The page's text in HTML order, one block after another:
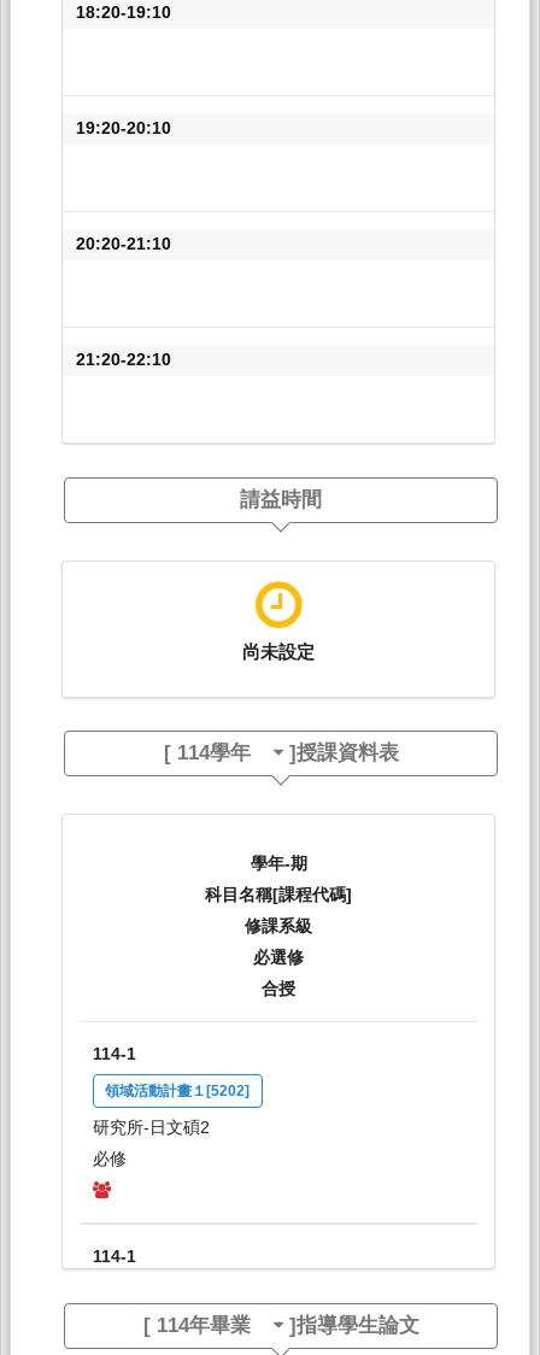
18:20-19:10
19:20-20:10
20:20-21:10
21:20-22:10
請益時間
尚未設定
[ 114學年 ]授課資料表
學年-期
科目名稱[課程代碼]
修課系級
必選修
合授
114-1
領域活動計畫１[5202]
研究所-日文碩2
必修
114-1
日間學士班-日文系1A
[ 114年畢業 ]指導學生論文